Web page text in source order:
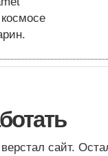
сайт.